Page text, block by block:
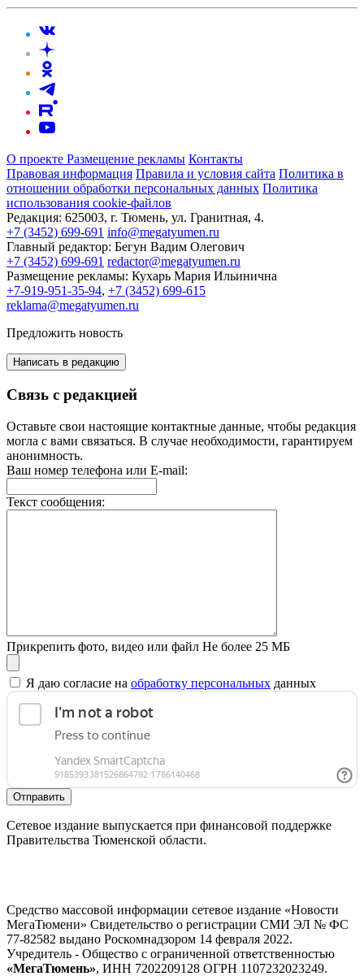
О проекте Размещение рекламы Контакты
Правовая информация Правила и условия сайта Политика в
отношении обработки персональных данных Политика
использования cookie-файлов
Редакция: 625003, г. Тюмень, ул. Гранитная, 4.
+7 (3452) 699-691 info@megatyumen.ru
Главный редактор: Бегун Вадим Олегович
+7 (3452) 699-691 redactor@megatyumen.ru
Размещение рекламы: Кухарь Мария Ильинична
+7-919-951-35-94, +7 (3452) 699-615
reklama@megatyumen.ru
Предложить новость
Написать в редакцию
Связь с редакцией
Оставьте свои настоящие контактные данные, чтобы редакция
могла с вами связаться. В случае необходимости, гарантируем
анонимность.
Ваш номер телефона или E-mail:
Текст сообщения:
Прикрепить фото, видео или файл Не более 25 МБ
Я даю согласие на обработку персональных данных
Отправить
Сетевое издание выпускается при финансовой поддержке
Правительства Тюменской области.
Средство массовой информации сетевое издание «Новости
МегаТюмени» Свидетельство о регистрации СМИ ЭЛ № ФС
77-82582 выдано Роскомнадзором 14 февраля 2022.
Учредитель - Общество с ограниченной ответственностью
«МегаТюмень», ИНН 7202209128 ОГРН 1107232023249.